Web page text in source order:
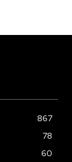
867
78
60